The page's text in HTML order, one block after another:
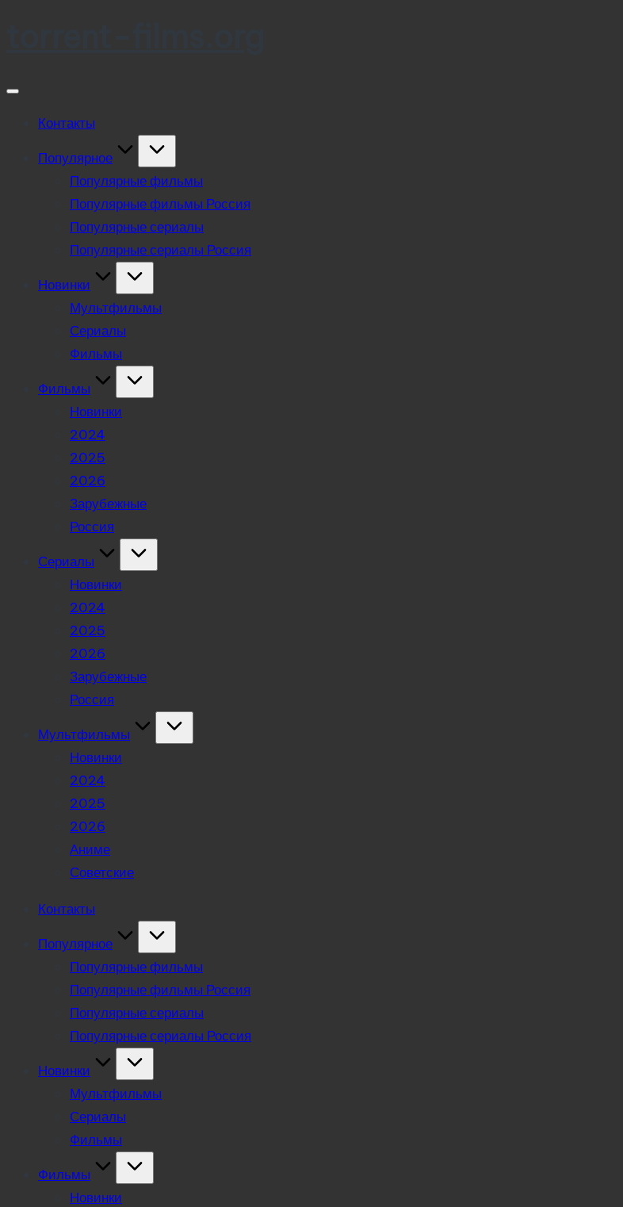
Контакты
Популярное
Популярные фильмы
Популярные фильмы Россия
Популярные сериалы
Популярные сериалы Россия
Новинки
Мультфильмы
Сериалы
Фильмы
Фильмы
Новинки
2024
2025
2026
Зарубежные
Россия
Сериалы
Новинки
2024
2025
2026
Зарубежные
Россия
Мультфильмы
Новинки
2024
2025
2026
Аниме
Советские
Контакты
Популярное
Популярные фильмы
Популярные фильмы Россия
Популярные сериалы
Популярные сериалы Россия
Новинки
Мультфильмы
Сериалы
Фильмы
Фильмы
Новинки